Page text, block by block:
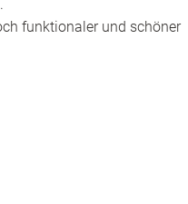
funktionaler und schöner